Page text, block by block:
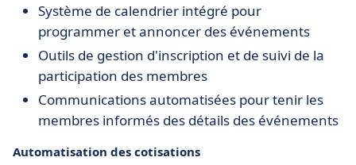
Système de calendrier intégré pour
programmer et annoncer des événements
Outils de gestion d'inscription et de suivi de la
participation des membres
Communications automatisées pour tenir les
membres informés des détails des événements
Automatisation des cotisations